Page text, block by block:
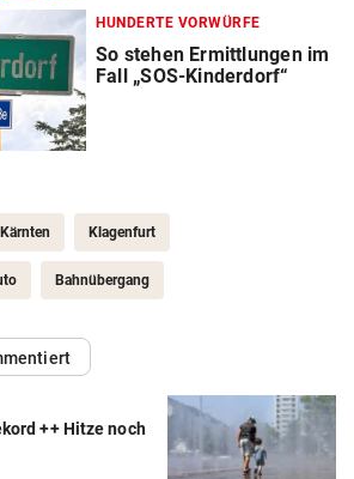
HUNDERTE VORWÜRFE
So stehen Ermittlungen im
Fall „SOS-Kinderdorf“
Kärnten Klagenfurt
Bahnübergang
++ Hitze noch